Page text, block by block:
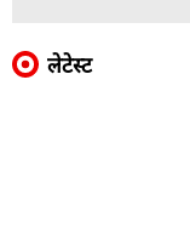
लेटेस्ट